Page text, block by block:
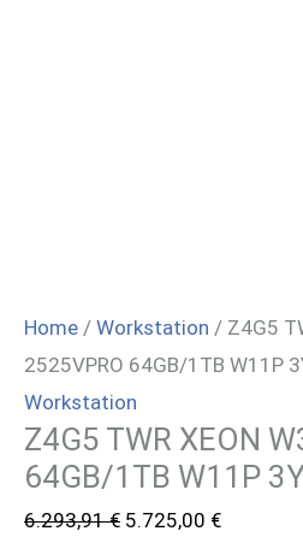
Home / Workstation / Z4G5
2525VPRO 64GB/1TB W11P
Workstation
Z4G5 TWR XEON
64GB/1TB W11P
6.293,91€ Il
5.725,00 €Il